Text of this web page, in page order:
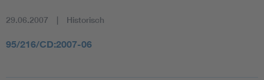
29.06.2007 Historisch
95/216/CD:2007-06